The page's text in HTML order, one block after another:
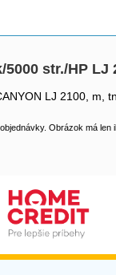
str./HP
LJ 2100, m,
Obrázok má len